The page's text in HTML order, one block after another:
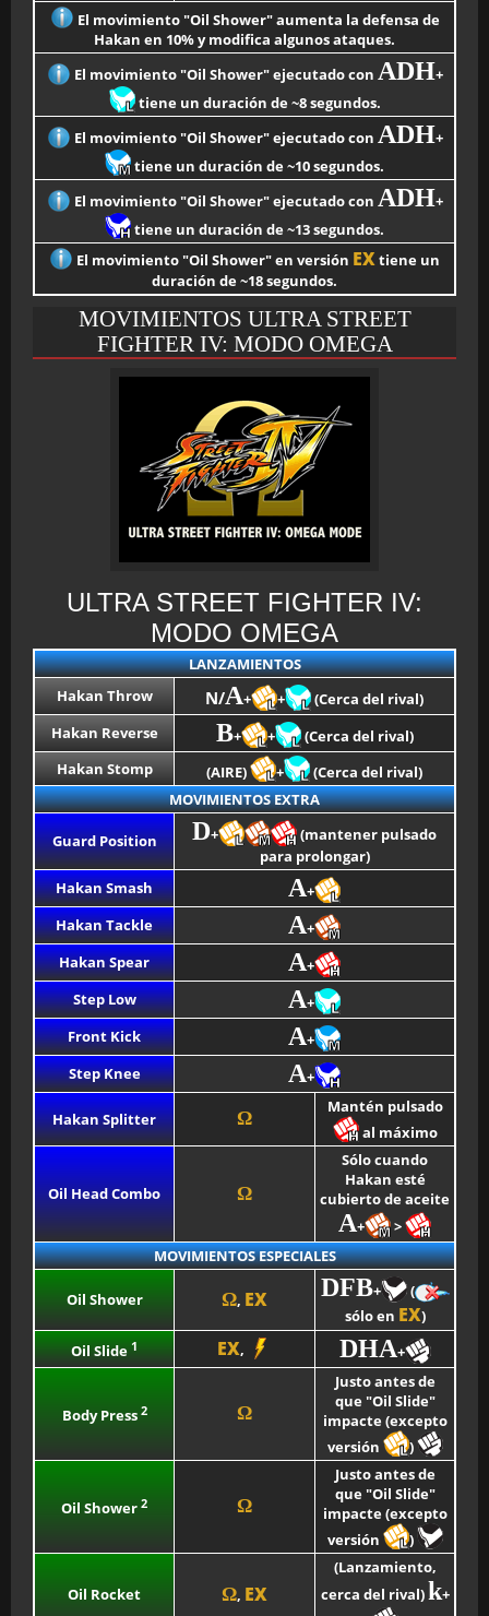
El movimiento "Oil Shower" aumenta la defensa de
Hakan en 10% y modifica algunos ataques.
El movimiento "Oil Shower" ejecutado con ADH+
tiene un duración de ~8 segundos.
El movimiento "Oil Shower" ejecutado con ADH+
tiene un duración de ~10 segundos.
El movimiento "Oil Shower" ejecutado con ADH+
tiene un duración de ~13 segundos.
El movimiento "Oil Shower" en versión EXtiene un
duración de ~18 segundos.
MOVIMIENTOS ULTRA STREET
FIGHTER IV: MODO OMEGA
ULTRA STREET FIGHTER IV:
MODO OMEGA
LANZAMIENTOS
Hakan Throw
N/A+ +
(Cerca del rival)
Hakan Reverse
B+ +
(Cerca del rival)
Hakan Stomp
(AIRE) +
(Cerca del rival)
MOVIMIENTOS EXTRA
Guard Position D+
(mantener pulsado
para prolongar)
Hakan Smash
A+
Hakan Tackle
A+
Hakan Spear
A+
Step Low
A+
Front Kick
A+
Step Knee
A+
Hakan Splitter Ω
Mantén pulsado
al máximo
Oil Head Combo Ω
Sólo cuando
Hakan esté
cubierto de aceite
A+
>
MOVIMIENTOS ESPECIALES
Oil Shower Ω, EX DFB+
(
sólo en EX)
Oil Slide1 EX, DHA+
Body Press 2 Ω
Justo antes de
que "Oil Slide"
impacte (excepto
versión
)
Oil Shower 2 Ω
Justo antes de
que "Oil Slide"
impacte (excepto
versión
)
Oil Rocket Ω, EX
(Lanzamiento,
cerca del rival)k+